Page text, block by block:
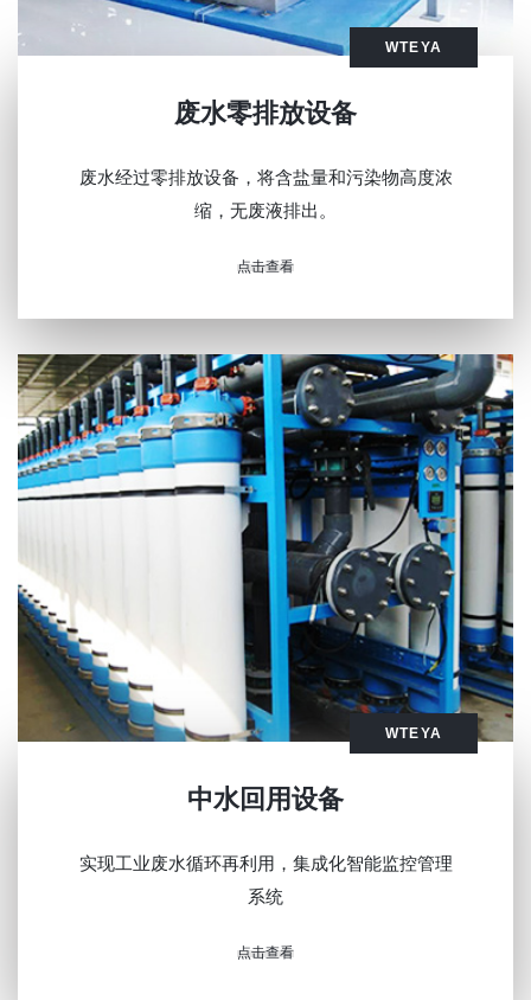
WTEYA
废水零排放设备
废水经过零排放设备，将含盐量和污染物高度浓
缩，无废液排出。
点击查看
WTEYA
中水回用设备
实现工业废水循环再利用，集成化智能监控管理
系统
点击查看